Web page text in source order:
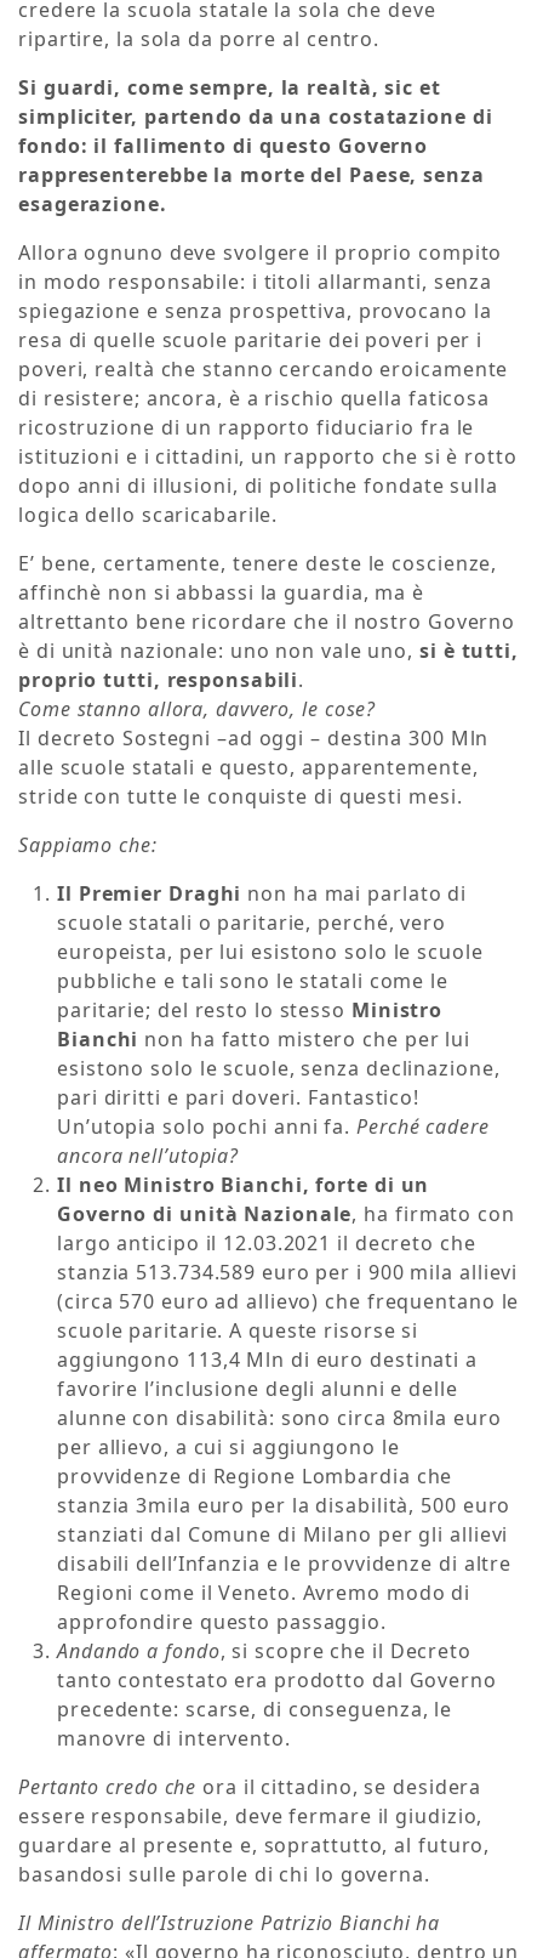
credere la scuola statale la sola che deve
ripartire, la sola da porre al centro.
Si guardi, come sempre, la realtà, sic et
simpliciter, partendo da una costatazione di
fondo: il fallimento di questo Governo
rappresenterebbe la morte del Paese, senza
esagerazione.
Allora ognuno deve svolgere il proprio compito
in modo responsabile: i titoli allarmanti, senza
spiegazione e senza prospettiva, provocano la
resa di quelle scuole paritarie dei poveri per i
poveri, realtà che stanno cercando eroicamente
di resistere; ancora, è a rischio quella faticosa
ricostruzione di un rapporto fiduciario fra le
istituzioni e i cittadini, un rapporto che si è rotto
dopo anni di illusioni, di politiche fondate sulla
logica dello scaricabarile.
E’ bene, certamente, tenere deste le coscienze,
affinchè non si abbassi la guardia, ma è
altrettanto bene ricordare che il nostro Governo
è di unità nazionale: uno non vale uno, si è tutti,
proprio tutti, responsabili.
Come stanno allora, davvero, le cose?
Il decreto Sostegni –ad oggi – destina 300 Mln
alle scuole statali e questo, apparentemente,
stride con tutte le conquiste di questi mesi.
Sappiamo che:
Il Premier Draghi non ha mai parlato di
scuole statali o paritarie, perché, vero
europeista, per lui esistono solo le scuole
pubbliche e tali sono le statali come le
paritarie; del resto lo stesso Ministro
Bianchi non ha fatto mistero che per lui
esistono solo le scuole, senza declinazione,
pari diritti e pari doveri. Fantastico!
Un’utopia solo pochi anni fa. Perché cadere
ancora nell’utopia?
Il neo Ministro Bianchi, forte di un
Governo di unità Nazionale, ha firmato con
largo anticipo il 12.03.2021 il decreto che
stanzia 513.734.589 euro per i 900 mila allievi
(circa 570 euro ad allievo) che frequentano le
scuole paritarie. A queste risorse si
aggiungono 113,4 Mln di euro destinati a
favorire l’inclusione degli alunni e delle
alunne con disabilità: sono circa 8mila euro
per allievo, a cui si aggiungono le
provvidenze di Regione Lombardia che
stanzia 3mila euro per la disabilità, 500 euro
stanziati dal Comune di Milano per gli allievi
disabili dell’Infanzia e le provvidenze di altre
Regioni come il Veneto. Avremo modo di
approfondire questo passaggio.
Andando a fondo, si scopre che il Decreto
tanto contestato era prodotto dal Governo
precedente: scarse, di conseguenza, le
manovre di intervento.
Pertanto credo che ora il cittadino, se desidera
essere responsabile, deve fermare il giudizio,
guardare al presente e, soprattutto, al futuro,
basandosi sulle parole di chi lo governa.
Il Ministro dell’Istruzione Patrizio Bianchi ha
affermato: «Il governo ha riconosciuto, dentro un